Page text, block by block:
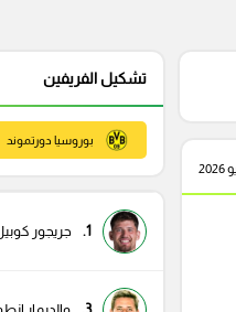
تشكيل الفريفين
بوروسيا دورتموند
1. جريجور